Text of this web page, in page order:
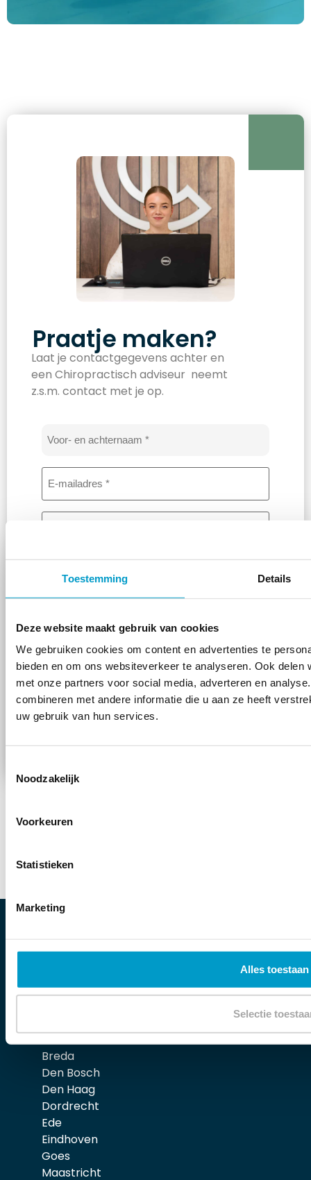
Toestemming Details
Deze website maakt gebruik van cookies
We gebruiken cookies om content en advertenties te
bieden en om ons websiteverkeer te analyseren. Ook
met onze partners voor social media, adverteren en
combineren met andere informatie die u aan ze heeft
uw gebruik van hun services.
Noodzakelijk
Voorkeuren
Statistieken
Marketing
Alles toestaan
Selectie
Praatje maken?
Laat je contactgegevens achter en
een Chiropractisch adviseur neemt
z.s.m. contact met je op.
E-
mailadres
Telefoon
Bericht
Toestemming
*
Wanneer je dit formulier gebruikt ga je
akkoord met deprivacy voorwaarden
van TOPCHIRO. Wij verwerken jouw
gegevens zorgvuldig!
Almere
Breda
Den Bosch
Den Haag
Dordrecht
Ede
Eindhoven
Goes
Maastricht